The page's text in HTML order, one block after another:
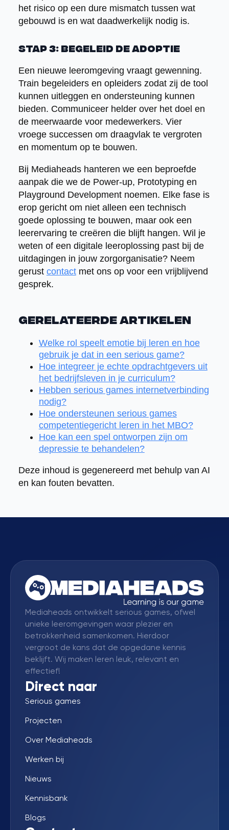
het risico op een dure mismatch tussen wat
gebouwd is en wat daadwerkelijk nodig is.
Stap 3: Begeleid de adoptie
Een nieuwe leeromgeving vraagt gewenning.
Train begeleiders en opleiders zodat zij de tool
kunnen uitleggen en ondersteuning kunnen
bieden. Communiceer helder over het doel en
de meerwaarde voor medewerkers. Vier
vroege successen om draagvlak te vergroten
en momentum op te bouwen.
Bij Mediaheads hanteren we een beproefde
aanpak die we de Power-up, Prototyping en
Playground Development noemen. Elke fase is
erop gericht om niet alleen een technisch
goede oplossing te bouwen, maar ook een
leerervaring te creëren die blijft hangen. Wil je
weten of een digitale leeroplossing past bij de
uitdagingen in jouw zorgorganisatie? Neem
gerust contactmet ons op voor een vrijblijvend
gesprek.
Gerelateerde artikelen
Welke rol speelt emotie bij leren en hoe
gebruik je dat in een serious game?
Hoe integreer je echte opdrachtgevers uit
het bedrijfsleven in je curriculum?
Hebben serious games internetverbinding
nodig?
Hoe ondersteunen serious games
competentiegericht leren in het MBO?
Hoe kan een spel ontworpen zijn om
depressie te behandelen?
Deze inhoud is gegenereerd met behulp van AI
en kan fouten bevatten.
Mediaheads ontwikkelt serious games, ofwel
unieke leeromgevingen waar plezier en
betrokkenheid samenkomen. Hierdoor
vergroot de kans dat de opgedane kennis
beklijft. Wij maken leren leuk, relevant en
effectief!
Direct naar
Serious games
Projecten
Over Mediaheads
Werken bij
Nieuws
Kennisbank
Blogs